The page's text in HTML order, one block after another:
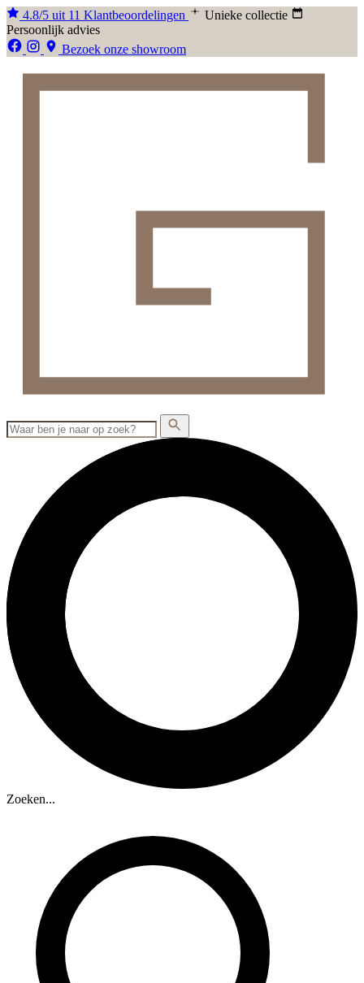
4.8/5 uit 11 Klantbeoordelingen
Unieke collectie
Persoonlijk advies
Bezoek onze showroom
Zoeken...